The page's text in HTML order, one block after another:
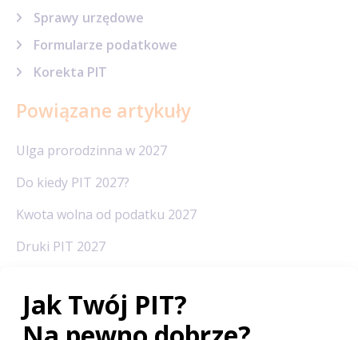
Sprawy urzędowe
Formularze podatkowe
Korekta PIT
Powiązane artykuły
Ulga prorodzinna w 2027
Do kiedy PIT 2027?
Kwota wolna od podatku 2027
Druki PIT 2027
Odliczanie straty w PIT